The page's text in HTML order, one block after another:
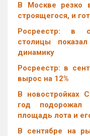
В Москве резко
строящегося, и
Росреестр: в
столицы
динамику
Росреестр: в
вырос на 12%
В новостройках
год подорожал
площадь лота и
В сентябре на